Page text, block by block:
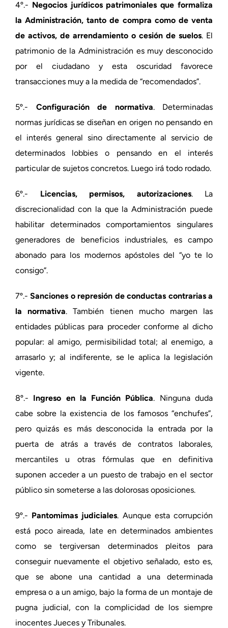
4º.- Negocios jurídicos patrimoniales que formaliza
la Administración, tanto de compra como de venta
de activos, de arrendamiento o cesión de suelos. El
patrimonio de la Administración es muy desconocido
por el ciudadano y esta oscuridad favorece
transacciones muy a la medida de “recomendados”.
5º.- Configuración de normativa. Determinadas
normas jurídicas se diseñan en origen no pensando en
el interés general sino directamente al servicio de
determinados lobbies o pensando en el interés
particular de sujetos concretos. Luego irá todo rodado.
6º.- Licencias, permisos, autorizaciones. La
discrecionalidad con la que la Administración puede
habilitar determinados comportamientos singulares
generadores de beneficios industriales, es campo
abonado para los modernos apóstoles del “yo te lo
consigo”.
7º.-Sanciones o represión de conductas contrarias a
la normativa. También tienen mucho margen las
entidades públicas para proceder conforme al dicho
popular: al amigo, permisibilidad total; al enemigo, a
arrasarlo y; al indiferente, se le aplica la legislación
vigente.
8º.- Ingreso en la Función Pública. Ninguna duda
cabe sobre la existencia de los famosos “enchufes”,
pero quizás es más desconocida la entrada por la
puerta de atrás a través de contratos laborales,
mercantiles u otras fórmulas que en definitiva
suponen acceder a un puesto de trabajo en el sector
público sin someterse a las dolorosas oposiciones.
9º.- Pantomimas judiciales. Aunque esta corrupción
está poco aireada, late en determinados ambientes
como se tergiversan determinados pleitos para
conseguir nuevamente el objetivo señalado, esto es,
que se abone una cantidad a una determinada
empresa o a un amigo, bajo la forma de un montaje de
pugna judicial, con la complicidad de los siempre
inocentes Jueces y Tribunales.